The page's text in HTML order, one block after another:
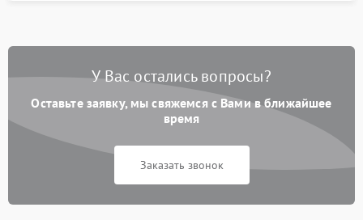
У Вас остались вопросы?
Оставьте заявку, мы свяжемся с Вами в ближайшее
время
Заказать звонок